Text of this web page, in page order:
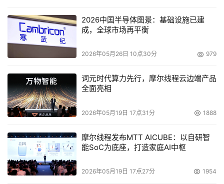
2026中国半导体图景：基础设施已建
成，全球市场再平衡
2026年05月26日 10点30分 979
词元时代算力先行，摩尔线程云边端产品
全面亮相
2026年05月19日 17点31分 1888
摩尔线程发布MTT AICUBE：以自研智
能SoC为底座，打造家庭AI中枢
2026年05月19日 17点27分 1954